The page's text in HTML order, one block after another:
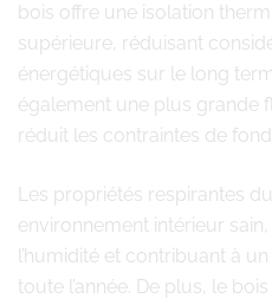
bois offre une isolation
supérieure, réduisant
énergétiques sur le long
également une plus grande
réduit les contraintes de
Les propriétés respirantes
environnement intérieur
l’humidité et contribuant à
toute l’année. De plus, le